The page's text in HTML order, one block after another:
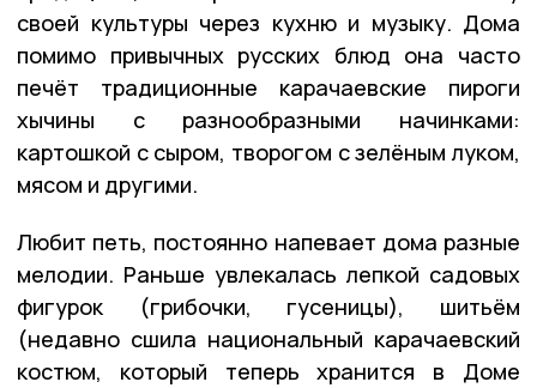
своей культуры через кухню и музыку. Дома
помимо привычных русских блюд она часто
печёт традиционные карачаевские пироги
хычины с разнообразными начинками:
картошкой с сыром, творогом с зелёным луком,
мясом и другими.
Любит петь, постоянно напевает дома разные
мелодии. Раньше увлекалась лепкой садовых
фигурок (грибочки, гусеницы), шитьём
(недавно сшила национальный карачаевский
костюм, который теперь хранится в Доме